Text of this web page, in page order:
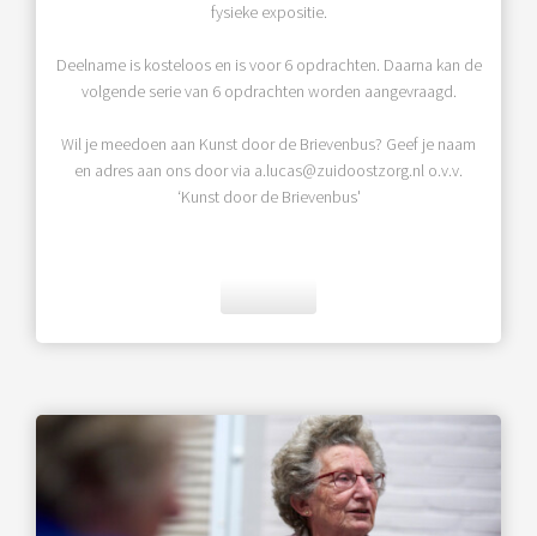
fysieke expositie.
Deelname is kosteloos en is voor 6 opdrachten. Daarna kan de
volgende serie van 6 opdrachten worden aangevraagd.
Wil je meedoen aan Kunst door de Brievenbus? Geef je naam
en adres aan ons door via a.lucas@zuidoostzorg.nl o.v.v.
‘Kunst door de Brievenbus'